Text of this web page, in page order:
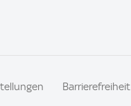
Barrierefreiheit